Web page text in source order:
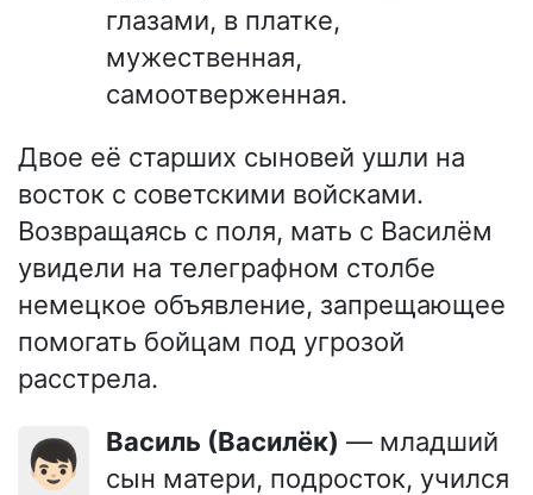
глазами, в платке,
мужественная,
самоотверженная.
Двое её старших сыновей ушли на
восток с советскими войсками.
Возвращаясь с поля, мать с Василём
увидели на телеграфном столбе
немецкое объявление, запрещающее
помогать бойцам под угрозой
расстрела.
👦🏻 Василь (Василёк) — младший
сын матери, подросток, учился